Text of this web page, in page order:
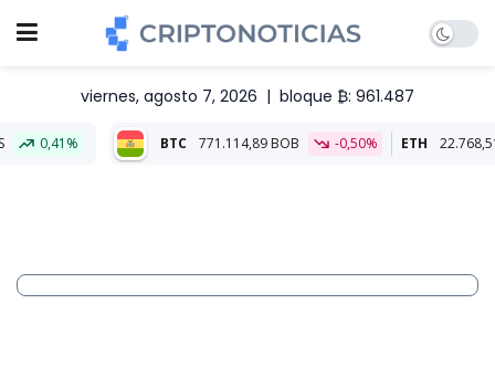
viernes, agosto 7, 2026 | bloque ₿: 961.487
BTC 771.114,89 BOB -0,50% ETH 22.768,51 BOB